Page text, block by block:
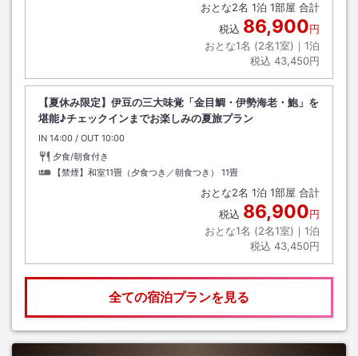
おとな2名 1泊 1部屋 合計
税込 86,900円
おとな1名 (2名1室)｜ 1泊
税込 43,450円
【夏休み限定】伊豆の三大味覚「金目鯛・伊勢海老・鮑」を
堪能♪チェックインまでお楽しみの夏旅プラン
IN チェックイン
14:00 / OUT チェックアウト
10:00
夕食/朝食付き
【禁煙】和室11畳（夕食つき／朝食つき）
11畳
おとな2名 1泊 1部屋 合計
税込 86,900円
おとな1名 (2名1室)｜ 1泊
税込 43,450円
全ての宿泊プランを見る